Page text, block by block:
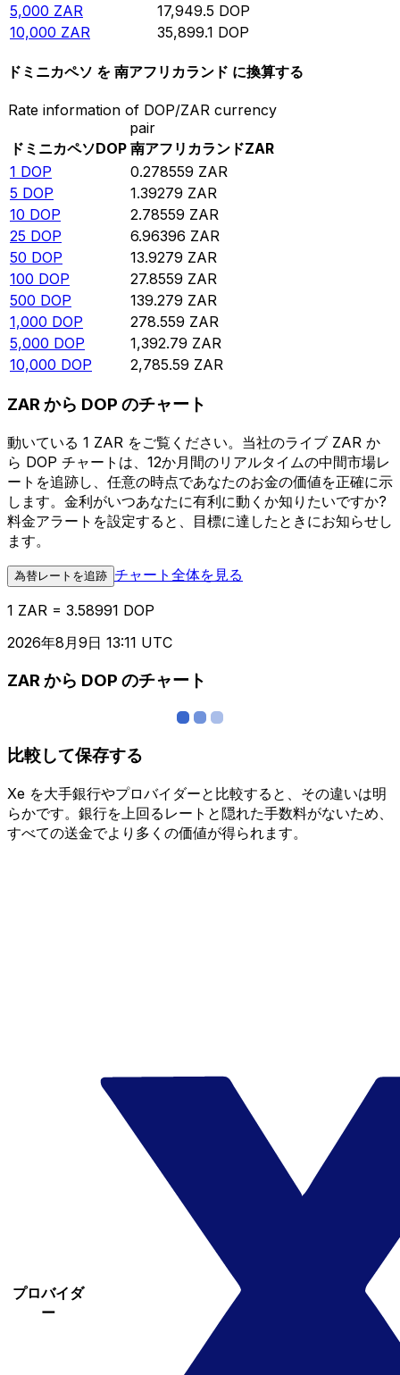
5,000 ZAR 17,949.5 DOP
10,000 ZAR 35,899.1 DOP
ドミニカペソ を 南アフリカランド に換算する
Rate information of DOP/ZAR currency
pair
ドミニカペソDOP 南アフリカランドZAR
1 DOP 0.278559 ZAR
5 DOP 1.39279 ZAR
10 DOP 2.78559 ZAR
25 DOP 6.96396 ZAR
50 DOP 13.9279 ZAR
100 DOP 27.8559 ZAR
500 DOP 139.279 ZAR
1,000 DOP 278.559 ZAR
5,000 DOP 1,392.79 ZAR
10,000 DOP 2,785.59 ZAR
ZAR から DOP のチャート
動いている 1 ZAR をご覧ください。当社のライブ ZAR か
ら DOP チャートは、12か月間のリアルタイムの中間市場レ
ートを追跡し、任意の時点であなたのお金の価値を正確に示
します。金利がいつあなたに有利に動くか知りたいですか?
料金アラートを設定すると、目標に達したときにお知らせし
ます。
為替レートを追跡 チャート全体を見る
1 ZAR = 3.58991 DOP
2026年8月9日 13:11 UTC
ZAR から DOP のチャート
比較して保存する
Xe を大手銀行やプロバイダーと比較すると、その違いは明
らかです。銀行を上回るレートと隠れた手数料がないため、
すべての送金でより多くの価値が得られます。
プロバイダ
ー